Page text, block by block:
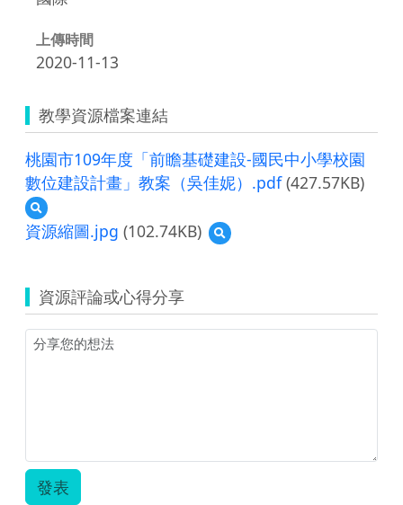
上傳時間
2020-11-13
教學資源檔案連結
桃園市109年度「前瞻基礎建設-國民中小學校園
數位建設計畫」教案（吳佳妮）.pdf(427.57KB)
預
覽
桃
109
年
度
「前
民
中
小
資源縮圖.jpg (102.74KB)
預
覽
圖.jpg
資源評論或心得分享
發表